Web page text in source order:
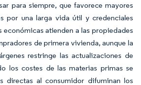
para siempre, que favorece mayores
por una larga vida útil y credenciales
económicas atienden a las propiedades
de primera vivienda, aunque la
restringe las actualizaciones de
los costes de las materias primas se
directas al consumidor difuminan los